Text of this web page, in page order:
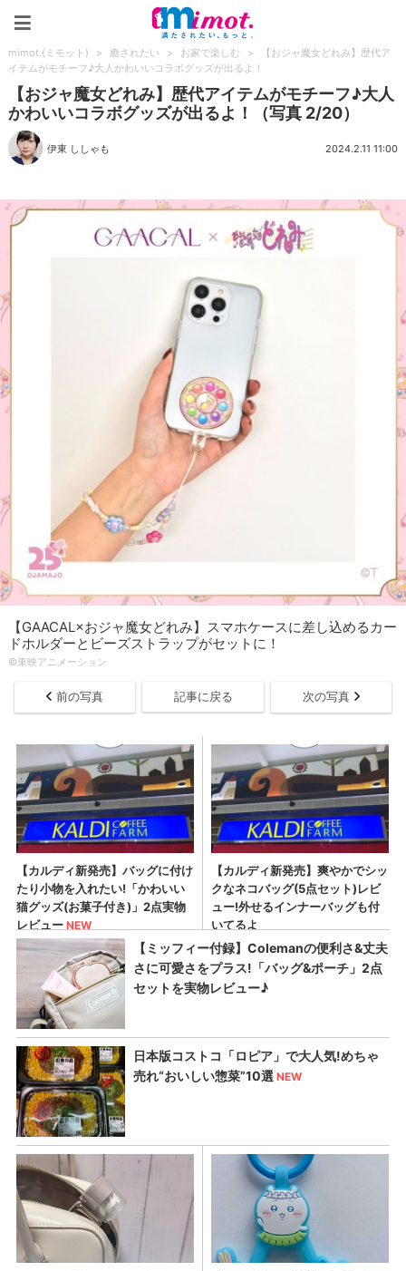
mimot.(ミモット) > 癒されたい > お家で楽しむ >
【おジャ魔女どれみ】歴代ア
イテムがモチーフ♪大人かわいいコラボグッズが出るよ！
【おジャ魔女どれみ】歴代アイテムがモチーフ♪大人
かわいいコラボグッズが出るよ！（写真 2/20）
伊東 ししゃも 2024.2.11 11:00
【GAACAL×おジャ魔女どれみ】スマホケースに差し込めるカー
ドホルダーとビーズストラップがセットに！
©東映アニメーション
前の写真 記事に戻る 次の写真